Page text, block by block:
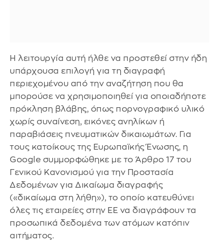
Η λειτουργία αυτή ήλθε να προστεθεί στην ήδη
υπάρχουσα επιλογή για τη διαγραφή
περιεχομένου από την αναζήτηση που θα
μπορούσε να χρησιμοποιηθεί για οποιαδήποτε
πρόκληση βλάβης, όπως πορνογραφικό υλικό
χωρίς συναίνεση, εικόνες ανηλίκων ή
παραβιάσεις πνευματικών δικαιωμάτων. Για
τους κατοίκους της Ευρωπαϊκής Ένωσης, η
Google συμμορφώθηκε με το Άρθρο 17 του
Γενικού Κανονισμού για την Προστασία
Δεδομένων για Δικαίωμα διαγραφής
(«δικαίωμα στη λήθη»), το οποίο κατευθύνει
όλες τις εταιρείες στην ΕΕ να διαγράφουν τα
προσωπικά δεδομένα των ατόμων κατόπιν
αιτήματος.